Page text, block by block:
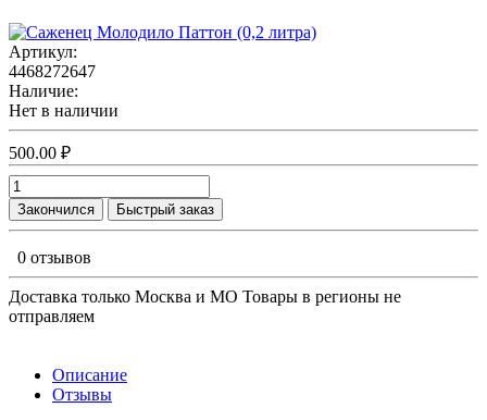
Артикул:
4468272647
Наличие:
Нет в наличии
500.00 ₽
Закончился Быстрый заказ
0 отзывов
Доставка только Москва и МО Товары в регионы не
отправляем
Описание
Отзывы